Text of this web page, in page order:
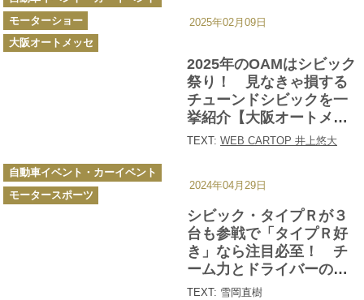
2025年のOAMはシビック
祭り！ 見なきゃ損する
チューンドシビックを一
挙紹介【大阪オートメッ
セ2025】
TEXT: WEB CARTOP 井上悠大
ゴ
リ
ー
モーターショー
大阪オートメッセ
2025年02月09日
シビック・タイプＲが３
台も参戦で「タイプＲ好
き」なら注目必至！ チ
ーム力とドライバーの腕
が勝敗を分けるＳ耐のST-
TEXT: 雪岡直樹
カ
テ
ゴ
リ
ー
自動車イベント・カーイベント
モータースポーツ
2024年04月29日